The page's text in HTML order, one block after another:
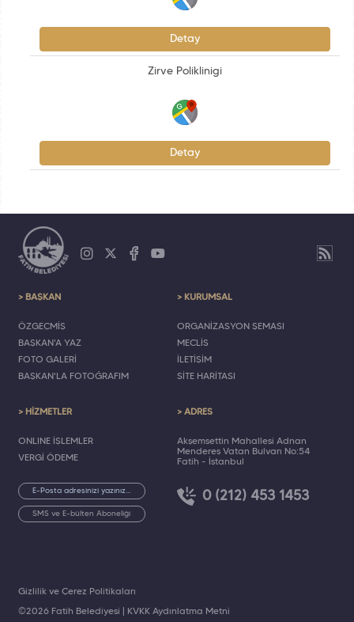
Detay
Zirve Poliklinigi
Detay
> BAŞKAN
ÖZGEÇMİŞ
BAŞKAN'A YAZ
FOTO GALERİ
BAŞKAN'LA FOTOĞRAFIM
> KURUMSAL
ORGANİZASYON ŞEMASI
MECLİS
İLETİŞİM
SİTE HARİTASI
> HİZMETLER
ONLINE İŞLEMLER
VERGİ ÖDEME
SMS ve E-bülten Aboneliği
> ADRES
Akşemsettin Mahallesi Adnan
Menderes Vatan Bulvarı No:54
Fatih - İstanbul
0 (212) 453 1453
©2026 Fatih Belediyesi | KVKK Aydınlatma Metni
Gizlilik ve Çerez Politikaları